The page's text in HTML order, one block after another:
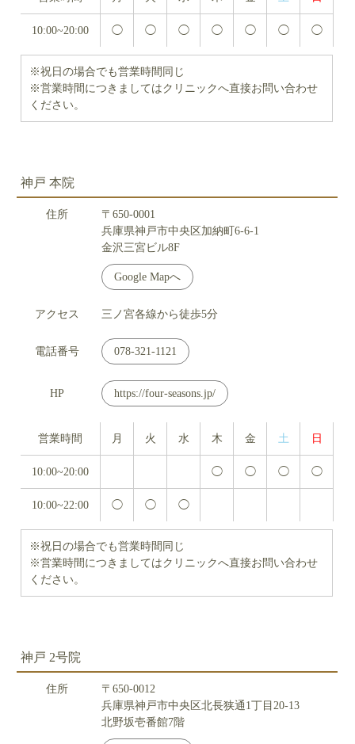
10:00~20:00 ◯ ◯ ◯ ◯ ◯ ◯ ◯
※祝日の場合でも営業時間同じ
※営業時間につきましてはクリニックへ直接お問い合わせ
ください。
神戸 本院
住所
〒650-0001
兵庫県神戸市中央区加納町6-6-1
金沢三宮ビル8F
Google Mapへ
アクセス 三ノ宮各線から徒歩5分
電話番号 078-321-1121
HP https://four-seasons.jp/
営業時間 月 火 水 木 金 土 日
10:00~20:00 ◯ ◯ ◯ ◯
10:00~22:00 ◯ ◯ ◯
※祝日の場合でも営業時間同じ
※営業時間につきましてはクリニックへ直接お問い合わせ
ください。
神戸 2号院
住所
〒650-0012
兵庫県神戸市中央区北長狭通1丁目20-13
北野坂壱番館7階